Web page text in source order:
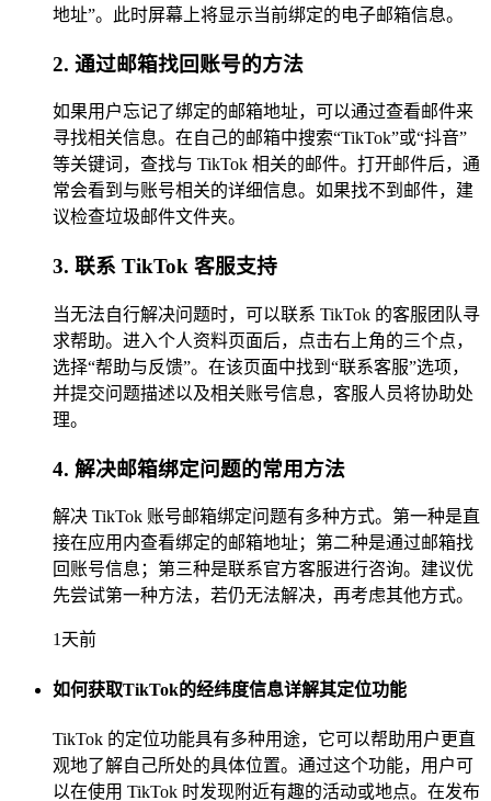
地址”。此时屏幕上将显示当前绑定的电子邮箱信息。
2. 通过邮箱找回账号的方法
如果用户忘记了绑定的邮箱地址，可以通过查看邮件来
寻找相关信息。在自己的邮箱中搜索“TikTok”或“抖音”
等关键词，查找与 TikTok 相关的邮件。打开邮件后，通
常会看到与账号相关的详细信息。如果找不到邮件，建
议检查垃圾邮件文件夹。
3. 联系 TikTok 客服支持
当无法自行解决问题时，可以联系 TikTok 的客服团队寻
求帮助。进入个人资料页面后，点击右上角的三个点，
选择“帮助与反馈”。在该页面中找到“联系客服”选项，
并提交问题描述以及相关账号信息，客服人员将协助处
理。
4. 解决邮箱绑定问题的常用方法
解决 TikTok 账号邮箱绑定问题有多种方式。第一种是直
接在应用内查看绑定的邮箱地址；第二种是通过邮箱找
回账号信息；第三种是联系官方客服进行咨询。建议优
先尝试第一种方法，若仍无法解决，再考虑其他方式。
1天前
如何获取TikTok的经纬度信息详解其定位功能
TikTok 的定位功能具有多种用途，它可以帮助用户更直
观地了解自己所处的具体位置。通过这个功能，用户可
以在使用 TikTok 时发现附近有趣的活动或地点。在发布